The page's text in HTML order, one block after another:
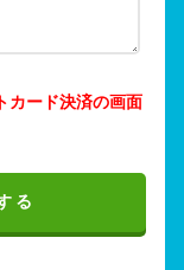
カード決済の画面
る